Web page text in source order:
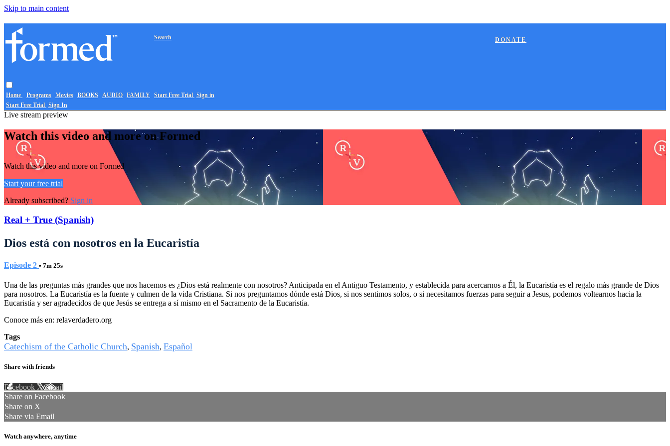
Skip to main content
Home Programs Movies BOOKS AUDIO FAMILY
DONATE
Search
Start Free Trial Sign in
Start Free Trial Sign In
Live stream preview
Watch this video and more on Formed
Watch this video and more on Formed
Start your free trial
Already subscribed? Sign in
Real + True (Spanish)
Dios está con nosotros en la Eucaristía
Episode 2 • 7m 25s
Una de las preguntas más grandes que nos hacemos es ¿Dios está realmente con nosotros? Anticipada en el Antiguo Testamento, y establecida para acercarnos a Él, la Eucaristía es el regalo más grande de Dios
para nosotros. La Eucaristía es la fuente y culmen de la vida Cristiana. Si nos preguntamos dónde está Dios, si nos sentimos solos, o si necesitamos fuerzas para seguir a Jesus, podemos voltearnos hacia la
Eucaristía y ser agradecidos de que Jesús se entrega a sí mismo en el Sacramento de la Eucaristía.
Conoce más en: relaverdadero.org
Tags
Catechism of the Catholic Church, Spanish, Español
Share with friends
Facebook XEmail
Share on Facebook
Share on X
Share via Email
Watch anywhere, anytime